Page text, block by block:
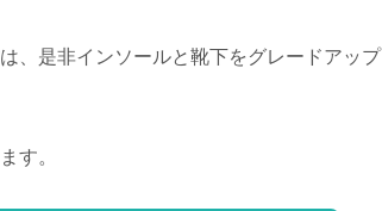
、是非インソールと靴下をグレードアップ
す。